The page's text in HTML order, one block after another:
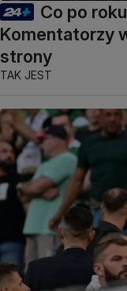
Co po
Komentatorzy
strony
TAK JEST